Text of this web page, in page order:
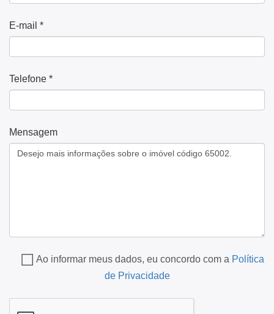
E-mail *
Telefone *
Mensagem
Ao informar meus dados, eu concordo com a Política
de Privacidade